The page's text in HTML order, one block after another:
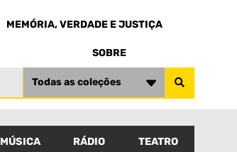
MEMÓRIA, VERDADE E JUSTIÇA
SOBRE
Todas as coleções
MÚSICA RÁDIO TEATRO